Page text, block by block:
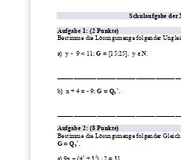
Schulaufgabe der
Aufgabe 1: (2 Punkte)
Bestimme die Lösungsmenge folgender
a) y -  9 < 11; G = [15;25],  y ε N
b) x + 4 = - 9; G = Q0+.
Aufgabe 2: (8 Punkte)
Bestimme die Lösungsmenge folgender
G = Q0+.
a) 9x – (42 + 32) · 2 = 31